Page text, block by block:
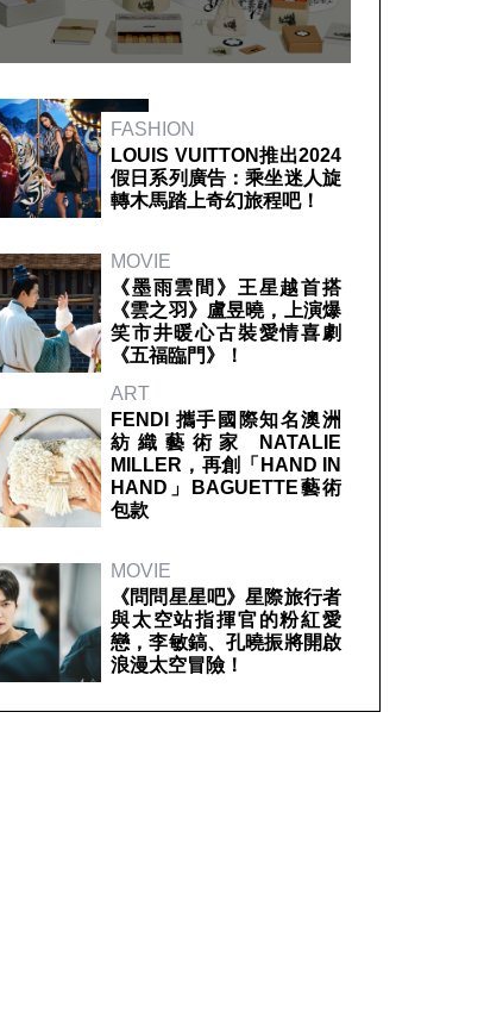
FASHION
LOUIS VUITTON推出2024
假日系列廣告：乘坐迷人旋
轉木馬踏上奇幻旅程吧！
MOVIE
《墨雨雲間》王星越首搭
《雲之羽》盧昱曉，上演爆
笑市井暖心古裝愛情喜劇
《五福臨門》！
ART
FENDI 攜手國際知名澳洲
紡織藝術家 NATALIE
MILLER，再創「HAND IN
HAND」BAGUETTE藝術
包款
MOVIE
《問問星星吧》星際旅行者
與太空站指揮官的粉紅愛
戀，李敏鎬、孔曉振將開啟
浪漫太空冒險！